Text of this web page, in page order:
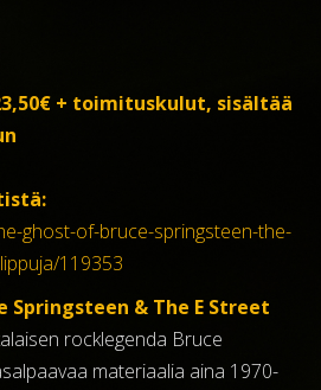
+ toimituskulut, sisältää
ghost-of-bruce-springsteen-the-
119353
Springsteen & The E Street
rocklegenda Bruce
materiaalia aina 1970-